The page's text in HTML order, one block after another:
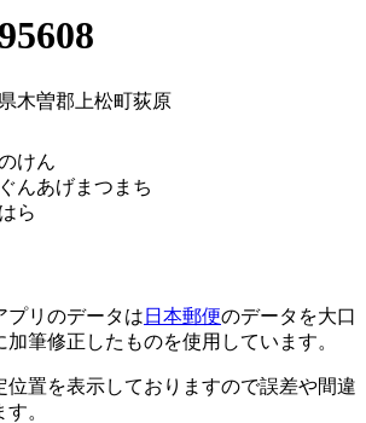
木曽郡上松町荻原
けん
んあげまつまち
ら
リのデータは 日本郵便のデータを大口
筆修正したものを使用しています。
置を表示しておりますので誤差や間違
。